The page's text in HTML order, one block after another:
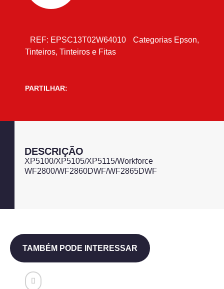
REF: EPSC13T02W64010 Categorias Epson,
Tinteiros, Tinteiros e Fitas
PARTILHAR:
DESCRIÇÃO
XP5100/XP5105/XP5115/Workforce
WF2800/WF2860DWF/WF2865DWF
TAMBÉM PODE INTERESSAR